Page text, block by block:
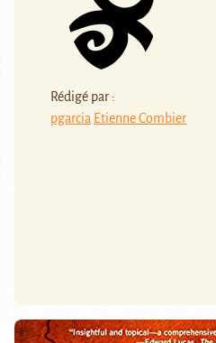
Rédigé par :
pgarcia Etienne Combier